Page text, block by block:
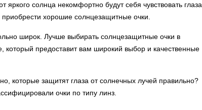
яркого солнца некомфортно будут себя чувствовать глаза.
хорошие солнцезащитные очки.
широк. Лучше выбирать солнцезащитные очки в
который предоставит вам широкий выбор и качественные
которые защитят глаза от солнечных лучей правильно?
очки по типу линз.